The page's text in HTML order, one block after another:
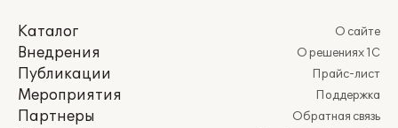
Каталог
Внедрения
Публикации
Мероприятия
Партнеры
О сайте
О решениях 1С
Прайс-лист
Поддержка
Обратная связь